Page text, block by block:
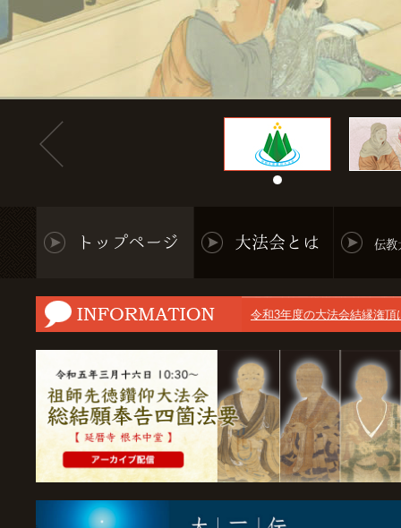
ギャラリーを更新いたしま
令和3年度の大法会結縁潅
スケジュールを更新いたし
ウェブサイトを更新いたし
トップページ 大法会とは 伝教